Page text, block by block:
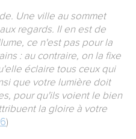
Une ville au sommet
regards. Il en est de
ce n'est pas pour la
: au contraire, on la fixe
éclaire tous ceux qui
que votre lumière doit
pour qu'ils voient le bien
la gloire à votre
)